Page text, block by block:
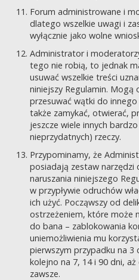
Forum administrowane i
dlatego wszelkie uwagi i
wyłącznie jako wolne
Administrator i
tego nie robią, to jednak
usuwać wszelkie treści
niniejszy Regulamin.
przesuwać wątki do innego
także zamykać, otwierać,
jeszcze wiele innych
nieprzydatnych) rzeczy.
Przypominamy, że
posiadają zestaw narzędzi
naruszania niniejszego
w przypływie odruchów
ich użyć. Począwszy od
ostrzeżeniem, które może
do bana – zablokowania
uniemożliwienia mu
pierwszym przypadku na 3
kolejno na 7, 14 i 90 dni,
zawsze.